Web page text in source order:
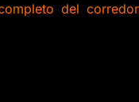
del corredor